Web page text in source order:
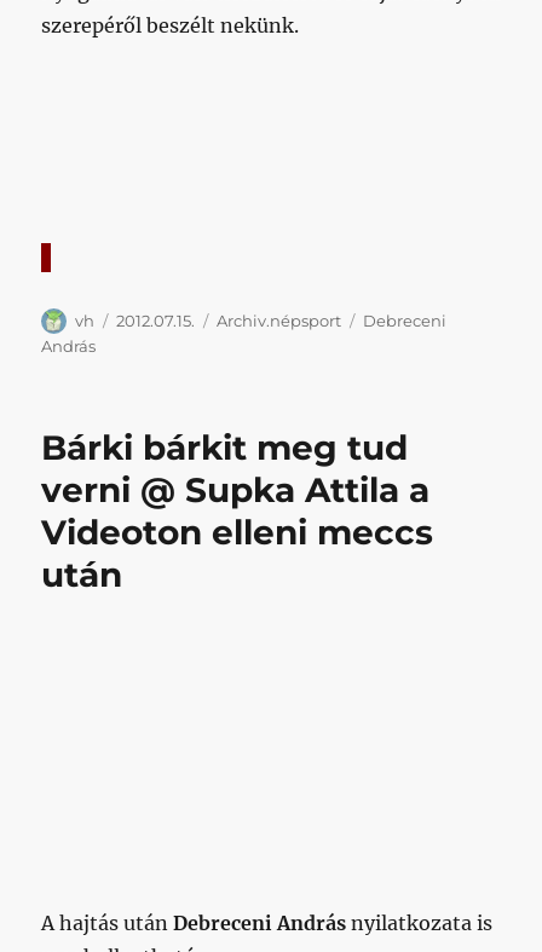
szerepéről beszélt nekünk.
Szerző
vh Közzétéve
2012.07.15. Kategória
Archiv.népsport Címke
Debreceni
András
Bárki bárkit meg tud
verni @ Supka Attila a
Videoton elleni meccs
után
A hajtás utánDebreceni András nyilatkozata is